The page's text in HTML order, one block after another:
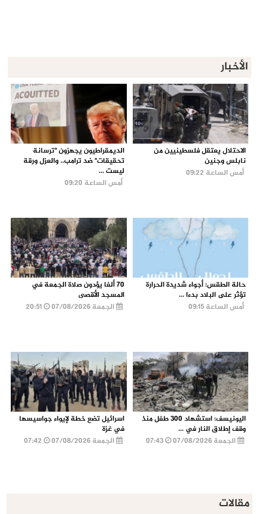
الأخبار
الاحتلال يعتقل فلسطينيين من
نابلس وجنين
أمس الساعة 09:22
الديمقراطيون يجهزون "ترسانة
تحقيقات" ضد ترامب.. والعزل ورقة
ليست ...
أمس الساعة 09:20
حالة الطقس: أجواء شديدة الحرارة
تؤثر على البلاد بدءا ...
أمس الساعة 09:15
70 ألفا يؤدون صلاة الجمعة في
المسجد الأقصى
الجمعة 07/08/2026
20:51
اليونيسف: استشهاد 300 طفل منذ
وقف إطلاق النار في ...
الجمعة 07/08/2026
اسرائيل تضع خطة لإيواء جواسيسها
في غزة
الجمعة 07/08/2026
مقالات